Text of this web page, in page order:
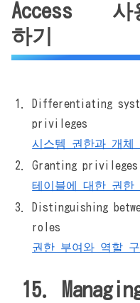
Access 사
하기
Differentiating
privileges
시스템 권한과 개체
Granting
테이블에 대한 권한
Distinguishing
roles
권한 부여와 역할
15.